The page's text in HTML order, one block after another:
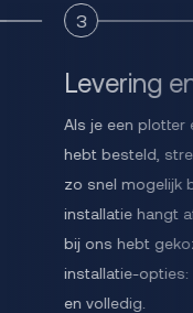
3
Levering
Als je een plotter
hebt besteld,
zo snel mogelijk
installatie hangt
bij ons hebt
installatie-
en volledig.